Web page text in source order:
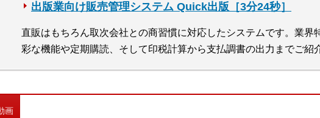
出版業向け販売管理システム Quick出版［3分24秒］
直販はもちろん取次会社との商習慣に対応したシステムです。業界
彩な機能や定期購読、そして印税計算から支払調書の出力までご紹
画